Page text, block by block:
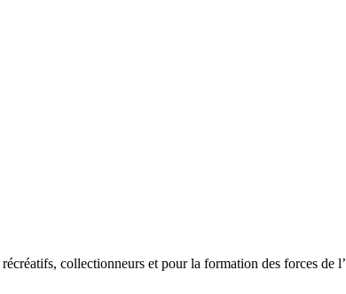
collectionneurs et pour la formation des forces de